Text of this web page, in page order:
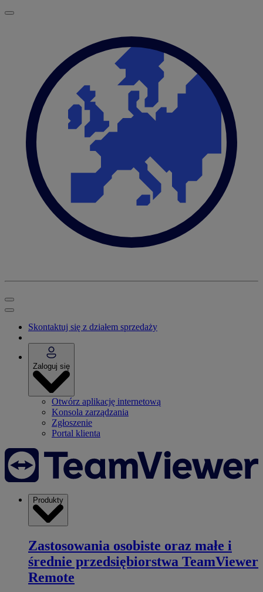
Skontaktuj się z działem sprzedaży
Zaloguj się
Otwórz aplikację internetową
Konsola zarządzania
Zgłoszenie
Portal klienta
Produkty
Zastosowania osobiste oraz małe i
średnie przedsiębiorstwa TeamViewer
Remote